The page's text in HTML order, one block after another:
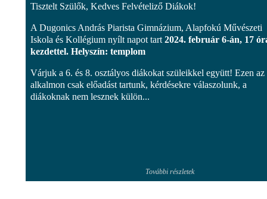
Tisztelt Szülők, Kedves Felvételiző Diákok!
A Dugonics András Piarista Gimnázium, Alapfokú Művészeti
Iskola és Kollégium nyílt napot tart 2024. február 6-án, 17
kezdettel. Helyszín: templom
Várjuk a 6. és 8. osztályos diákokat szüleikkel együtt! Ezen az
alkalmon csak előadást tartunk, kérdésekre válaszolunk, a
diákoknak nem lesznek külön...
További részletek